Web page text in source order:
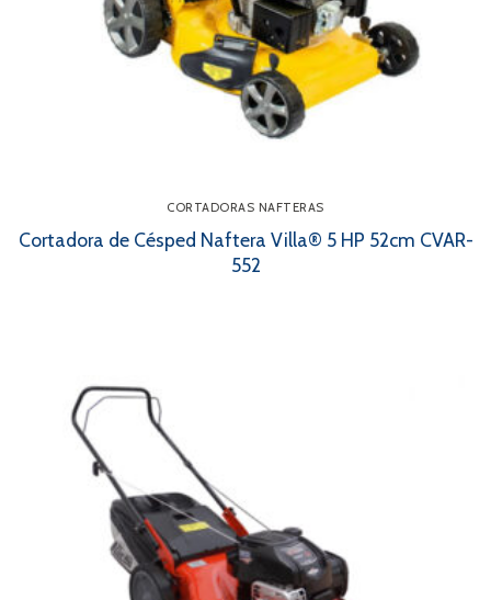
CORTADORAS NAFTERAS
Cortadora de Césped Naftera Villa® 5 HP 52cm CVAR-
552